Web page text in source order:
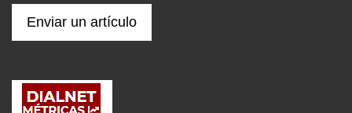
Enviar un artículo